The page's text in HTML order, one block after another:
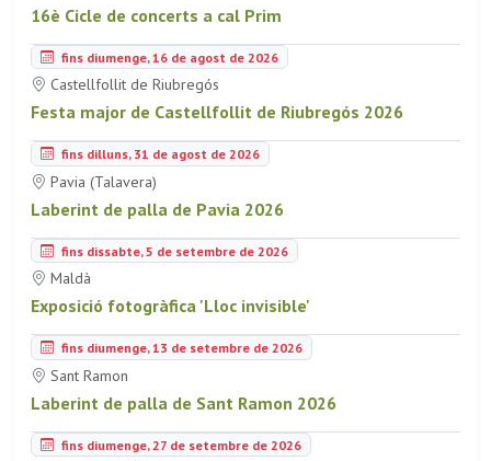
16è Cicle de concerts a cal Prim
fins diumenge, 16 de agost de 2026
Castellfollit de Riubregós
Festa major de Castellfollit de Riubregós 2026
fins dilluns, 31 de agost de 2026
Pavia (Talavera)
Laberint de palla de Pavia 2026
fins dissabte, 5 de setembre de 2026
Maldà
Exposició fotogràfica 'Lloc invisible'
fins diumenge, 13 de setembre de 2026
Sant Ramon
Laberint de palla de Sant Ramon 2026
fins diumenge, 27 de setembre de 2026